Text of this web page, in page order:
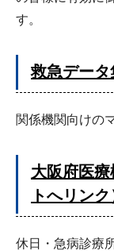
す。
救急データ
関係機関向けの
大阪府医
トへリンク
休日・急病診療